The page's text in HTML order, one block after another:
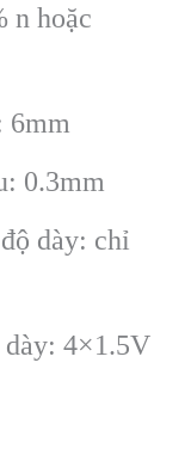
n hoặc
6mm
0.3mm
dày: chỉ
dày: 4×1.5V